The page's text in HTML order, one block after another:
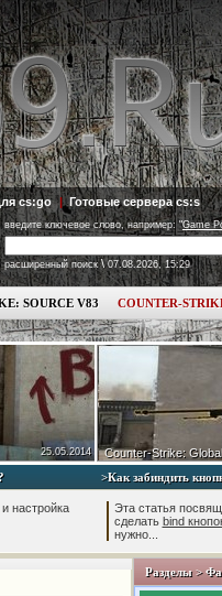
cs:go | Готовые сервера cs:s
введите ключевое слово, например: "Game
расширенный поиск \ 07.08.2026, 15:29
SOURCE V83 COUNTER-
25.05.2014 Counter-Strike:
настройка
>Как забиндить
Эта статья
сделать bind
нужно...
Разделы >